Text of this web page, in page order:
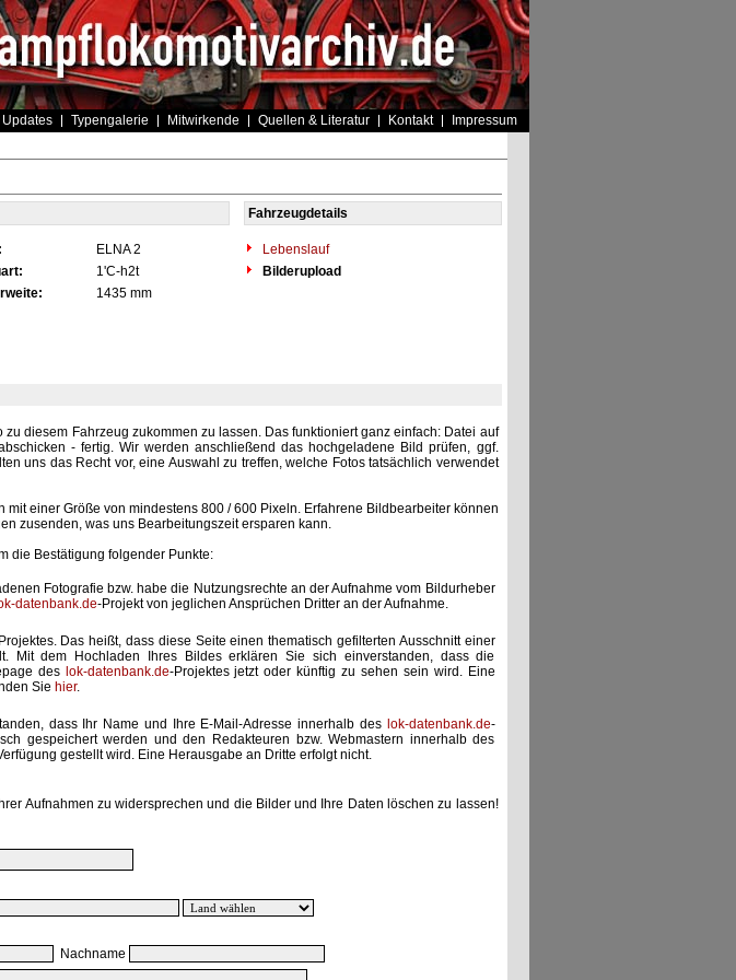
Updates Typengalerie Mitwirkende Quellen & Literatur Kontakt Impressum
Fahrzeugdetails
ELNA 2
Lebenslauf
1'C-h2t
Bilderupload
1435 mm
diesem Fahrzeug zukommen zu lassen. Das funktioniert ganz einfach: Datei auf
- fertig. Wir werden anschließend das hochgeladene Bild prüfen, ggf.
uns das Recht vor, eine Auswahl zu treffen, welche Fotos tatsächlich verwendet
einer Größe von mindestens 800 / 600 Pixeln. Erfahrene Bildbearbeiter können
zusenden, was uns Bearbeitungszeit ersparen kann.
die Bestätigung folgender Punkte:
Fotografie bzw. habe die Nutzungsrechte an der Aufnahme vom Bildurheber
datenbank.de-Projekt von jeglichen Ansprüchen Dritter an der Aufnahme.
Das heißt, dass diese Seite einen thematisch gefilterten Ausschnitt einer
Mit dem Hochladen Ihres Bildes erklären Sie sich einverstanden, dass die
des lok-datenbank.de-Projektes jetzt oder künftig zu sehen sein wird. Eine
Sie hier.
dass Ihr Name und Ihre E-Mail-Adresse innerhalb des lok-datenbank.de-
gespeichert werden und den Redakteuren bzw. Webmastern innerhalb des
gestellt wird. Eine Herausgabe an Dritte erfolgt nicht.
Aufnahmen zu widersprechen und die Bilder und Ihre Daten löschen zu lassen!
Nachname